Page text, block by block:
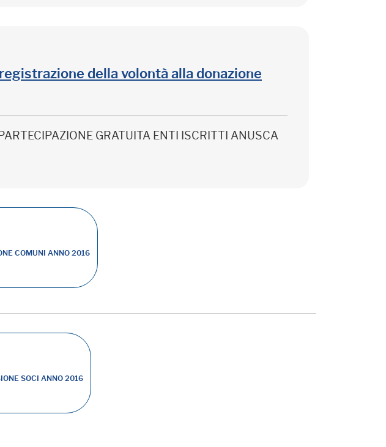
della volontà alla donazione
GRATUITA ENTI ISCRITTI ANUSCA
COMUNI ANNO 2016
SOCI ANNO 2016